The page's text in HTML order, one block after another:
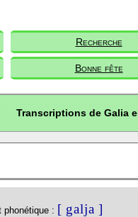
Recherche
Bonne fête
Transcriptions de Galia
phonétique : [ galja ]